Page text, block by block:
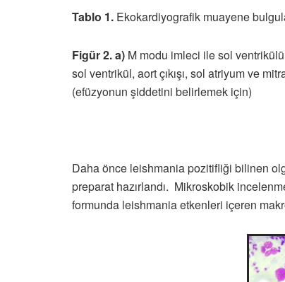
Tablo 1. Ekokardiyografik muayene
Figür 2. a) M modu imleci ile sol
sol ventrikül, aort çıkışı, sol atriyum ve
(efüzyonun şiddetini belirlemek için)
Daha önce leishmania pozitifliği bilinen
preparat hazırlandı. Mikroskobik
formunda leishmania etkenleri içeren